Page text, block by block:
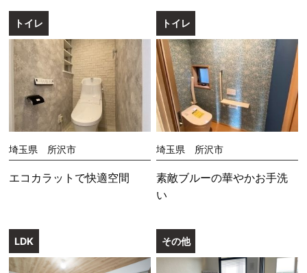
トイレ
埼玉県 所沢市
エコカラットで快適空間
トイレ
埼玉県 所沢市
素敵ブルーの華やかお手洗
い
LDK その他